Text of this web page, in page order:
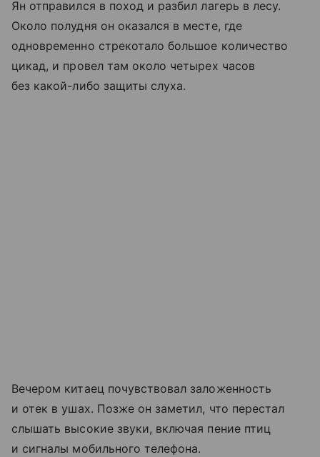
Ян отправился в поход и разбил лагерь в лесу.
Около полудня он оказался в месте, где
одновременно стрекотало большое количество
цикад, и провел там около четырех часов
без какой-либо защиты слуха.
Вечером китаец почувствовал заложенность
и отек в ушах. Позже он заметил, что перестал
слышать высокие звуки, включая пение птиц
и сигналы мобильного телефона.